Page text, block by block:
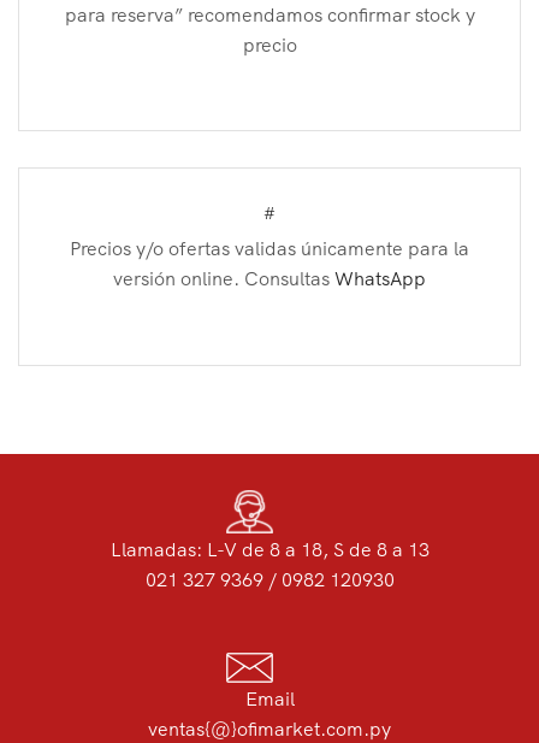
para reserva” recomendamos confirmar stock y
precio
#
Precios y/o ofertas validas únicamente para la
versión online. Consultas WhatsApp
Llamadas: L-V de 8 a 18, S de 8 a 13
021 327 9369 / 0982 120930
Email
ventas{@}ofimarket.com.py